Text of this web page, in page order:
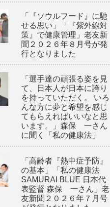
「『ソウルフード』に馳
せる思い」「『紫外線対
策』で健康管理」老友新
聞２０２６年８月号が発
行となりました
「選手達の頑張る姿を見
て、日本人が日本に誇り
を持っていただく。 いろ
んな方に夢と希望を感じ
てもらえればいいなと思
います。」森保 一さん
に聞く「私の健康法」
「高齢者『熱中症予防』
の基本」「私の健康法
SAMURAI BLUE 日本代
表監督 森保 一さん」老
友新聞２０２６年７月号